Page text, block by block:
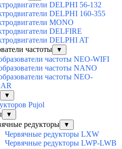
DELPHI 56-132
DELPHI 160-355
MONO
DELFIRE
DELPHI AT
частоты
▼
частоты NEO-WIFI
частоты NANO
частоты NEO-
▼
Pujol
▼
редукторы ▼
Червячные редукторы LXW
Червячные редукторы LWP-LWB